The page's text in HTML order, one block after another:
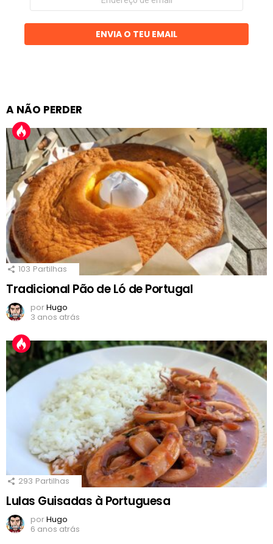
email
ENVIA O TEU EMAIL
A NÃO PERDER
103 Partilhas
Tradicional Pão de Ló de Portugal
porHugo
3 anos atrás
293 Partilhas
Lulas Guisadas à Portuguesa
porHugo
6 anos atrás